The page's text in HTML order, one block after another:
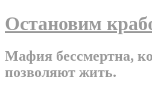
Остановим
Мафия бессмертна,
позволяют жить.